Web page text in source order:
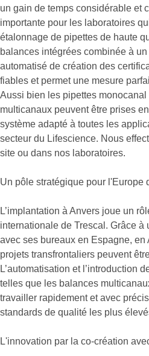
un gain de temps considérable et
importante pour les laboratoires
étalonnage de pipettes de haute
balances intégrées combinée à
automatisé de création des
fiables et permet une mesure
Aussi bien les pipettes
multicanaux peuvent être prises
système adapté à toutes les
secteur du Lifescience. Nous
site ou dans nos laboratoires.
Un pôle stratégique pour l'Europe
L’implantation à Anvers joue un
internationale de Trescal. Grâce
avec ses bureaux en Espagne,
projets transfrontaliers peuvent
L’automatisation et l’introduction
telles que les balances
travailler rapidement et avec
standards de qualité les plus
L'innovation par la co-création